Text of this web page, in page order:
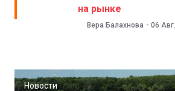
на рынке
Вера Балахнова - 06
Новости